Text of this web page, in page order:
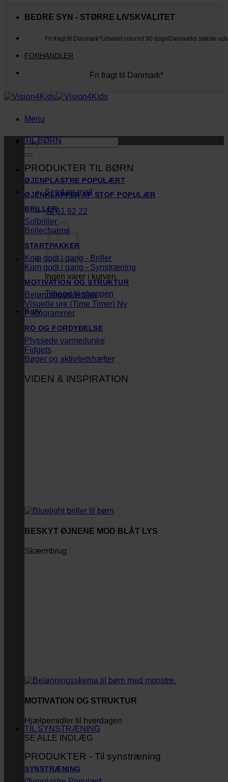
BEDRE SYN - STØRRE LIVSKVALITET
Fri fragt til Danmark*Udvidet returret 90 dage Danmarks største
FORHANDLER
Fri fragt til Danmark*
Menu
Søg
efter:
Send en mail
42 61 62 22
Ingen varer i kurven.
Tilbage til shoppen
Kurv
TIL BØRN
PRODUKTER TIL BØRN
ØJENPLASTRE
ØJENKLAPPER AF STOF
BRILLER
Solbriller
Brillecharms
STARTPAKKER
Kom godt i gang - Briller
Kom godt i gang - Synstræning
MOTIVATION OG STRUKTUR
Belønningsskemaer
Visuelle ure (Time Timer)
Piktogrammer
RO OG FORDYBELSE
Plyssede varmedunke
Fidgets
Bøger og aktivitetshæfter
VIDEN & INSPIRATION
BESKYT ØJNENE MOD BLÅT LYS
Skærmbrug
MOTIVATION OG STRUKTUR
Hjælpemidler til hverdagen
SE ALLE INDLÆG
TIL SYNSTRÆNING
PRODUKTER - Til synstræning
SYNSTRÆNING